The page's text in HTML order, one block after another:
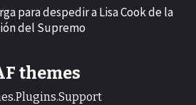
para despedir a Lisa Cook de la
del Supremo
themes